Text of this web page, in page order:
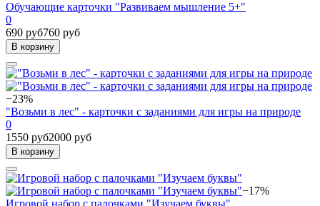
Обучающие карточки "Развиваем мышление 5+"
0
690 руб760 руб
В корзину
−23%
"Возьми в лес" - карточки с заданиями для игры на природе
0
1550 руб2000 руб
В корзину
−17%